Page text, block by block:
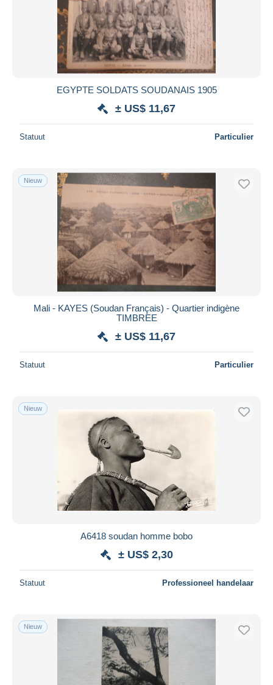
EGYPTE SOLDATS SOUDANAIS 1905
± US$ 11,67
Statuut Particulier
Nieuw
Mali - KAYES (Soudan Français) - Quartier indigène
TIMBREE
± US$ 11,67
Statuut Particulier
Nieuw
A6418 soudan homme bobo
± US$ 2,30
Statuut Professioneel handelaar
Nieuw